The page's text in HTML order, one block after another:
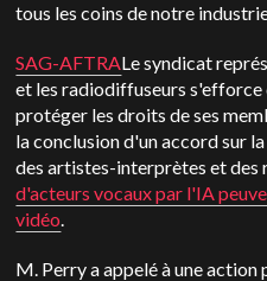
tous les coins de notre
SAG-AFTRALe syndicat
et les radiodiffuseurs s'efforce
protéger les droits de ses
la conclusion d'un accord sur
des artistes-interprètes et des
d'acteurs vocaux par l'IA
vidéo.
M. Perry a appelé à une